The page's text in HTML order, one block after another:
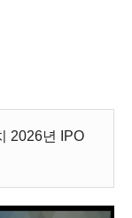
2026년 IPO